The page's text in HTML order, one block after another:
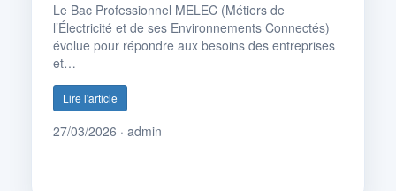
Le Bac Professionnel MELEC (Métiers de
l’Électricité et de ses Environnements Connectés)
évolue pour répondre aux besoins des entreprises
et…
Lire l'article
27/03/2026 · admin